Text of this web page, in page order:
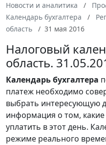
Новости и аналитика
Календарь бухгалтера
область
31 мая 2016
Налоговый
область.
Календарьбухгалтера
платеж необходимо
выбрать интересующую
информация о том,
уплатить в этот день.
режиме реального